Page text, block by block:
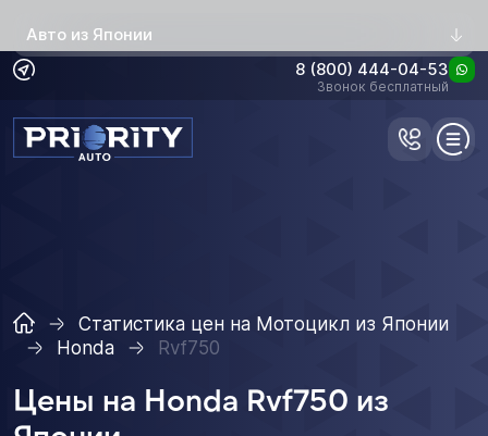
Авто из Японии
8 (800) 444-04-53
Звонок бесплатный
Статистика цен на Мотоцикл из Японии
Honda
Rvf750
Цены на Honda Rvf750 из